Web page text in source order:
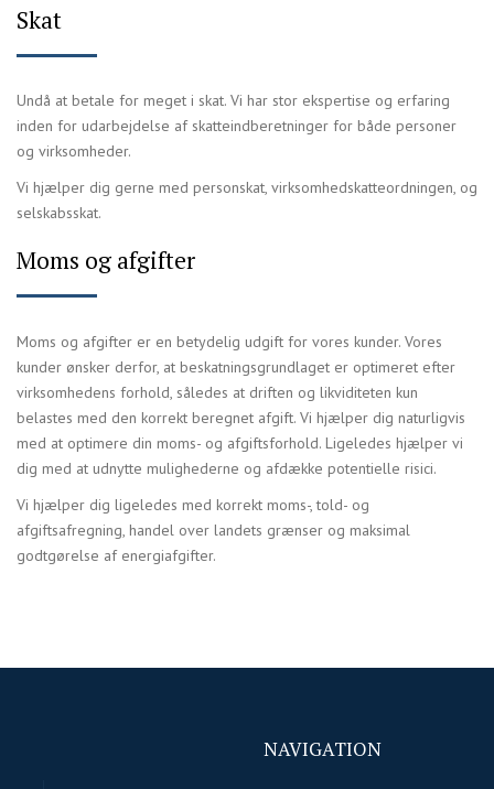
Skat
Undå at betale for meget i skat. Vi har stor ekspertise og erfaring
inden for udarbejdelse af skatteindberetninger for både personer
og virksomheder.
Vi hjælper dig gerne med personskat, virksomhedskatteordningen, og
selskabsskat.
Moms og afgifter
Moms og afgifter er en betydelig udgift for vores kunder. Vores
kunder ønsker derfor, at beskatningsgrundlaget er optimeret efter
virksomhedens forhold, således at driften og likviditeten kun
belastes med den korrekt beregnet afgift. Vi hjælper dig naturligvis
med at optimere din moms- og afgiftsforhold. Ligeledes hjælper vi
dig med at udnytte mulighederne og afdække potentielle risici.
Vi hjælper dig ligeledes med korrekt moms-, told- og
afgiftsafregning, handel over landets grænser og maksimal
godtgørelse af energiafgifter.
NAVIGATION